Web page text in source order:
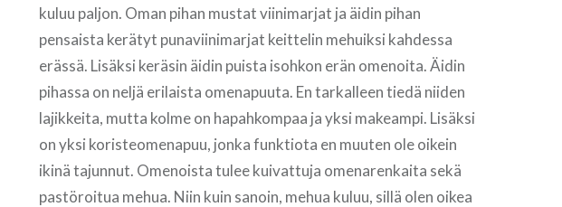
kuluu paljon. Oman pihan mustat viinimarjat ja äidin pihan
pensaista kerätyt punaviinimarjat keittelin mehuiksi kahdessa
erässä. Lisäksi keräsin äidin puista isohkon erän omenoita. Äidin
pihassa on neljä erilaista omenapuuta. En tarkalleen tiedä niiden
lajikkeita, mutta kolme on hapahkompaa ja yksi makeampi. Lisäksi
on yksi koristeomenapuu, jonka funktiota en muuten ole oikein
ikinä tajunnut. Omenoista tulee kuivattuja omenarenkaita sekä
pastöroitua mehua. Niin kuin sanoin, mehua kuluu, sillä olen oikea